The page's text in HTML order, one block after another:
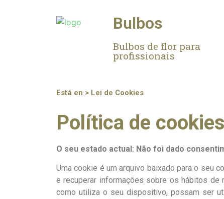
Bulbos
Bulbos de flor para
profissionais
Está en > Lei de Cookies
Política de cookies
O seu estado actual: Não foi dado
Uma cookie é um arquivo baixado para o seu
e recuperar informações sobre os hábitos de
como utiliza o seu dispositivo, possam ser